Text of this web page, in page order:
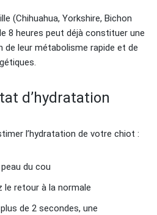
(Chihuahua, Yorkshire, Bichon
8 heures peut déjà constituer une
de leur métabolisme rapide et de
d’hydratation
l’hydratation de votre chiot :
du cou
le retour à la normale
de 2 secondes, une